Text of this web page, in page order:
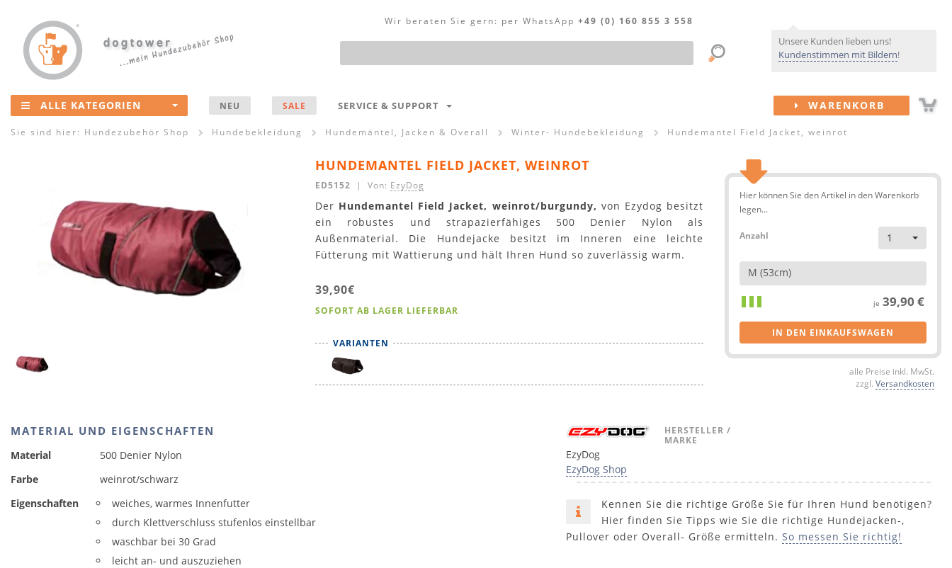
Unsere Kunden lieben uns!
Kundenstimmen mit Bildern!
Wir beraten Sie gern: per WhatsApp +49 (0) 160 855 3 558
Produktsuche
ALLE KATEGORIEN NEU SALE SERVICE & SUPPORT WARENKORB
Sie sind hier: Hundezubehör Shop Hundebekleidung Hundemäntel, Jacken & Overall Winter- Hundebekleidung Hundemantel Field Jacket, weinrot
HUNDEMANTEL FIELD JACKET, WEINROT
ED5152 | Von: EzyDog
Der Hundemantel Field Jacket, weinrot/burgundy, von Ezydog besitzt
ein robustes und strapazierfähiges 500 Denier Nylon als
Außenmaterial. Die Hundejacke besitzt im Inneren eine leichte
Fütterung mit Wattierung und hält Ihren Hund so zuverlässig warm.
39,90€
SOFORT AB LAGER LIEFERBAR
VARIANTEN
Hier können Sie den Artikel in den Warenkorb
legen...
Anzahl 1
M (53cm)
je 39,90 €
IN DEN EINKAUFSWAGEN
alle Preise inkl. MwSt.
zzgl. Versandkosten
MATERIAL UND EIGENSCHAFTEN
Material
500 Denier Nylon
Farbe
weinrot/schwarz
Eigenschaften
weiches, warmes Innenfutter
durch Klettverschluss stufenlos einstellbar
waschbar bei 30 Grad
leicht an- und auszuziehen
HERSTELLER /
MARKE
EzyDog
EzyDog Shop
Kennen Sie die richtige Größe Sie für Ihren Hund benötigen?
Hier finden Sie Tipps wie Sie die richtige Hundejacken-,
Pullover oder Overall- Größe ermitteln. So messen Sie richtig!